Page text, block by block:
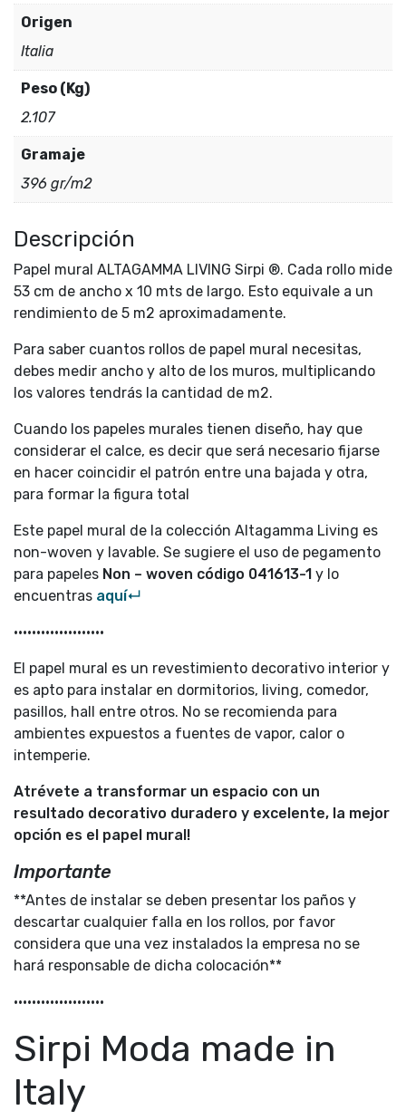
Origen
Italia
Peso (Kg)
2.107
Gramaje
396 gr/m2
Descripción
Papel mural ALTAGAMMA LIVING Sirpi ®. Cada rollo mide
53 cm de ancho x 10 mts de largo. Esto equivale a un
rendimiento de 5 m2 aproximadamente.
Para saber cuantos rollos de papel mural necesitas,
debes medir ancho y alto de los muros, multiplicando
los valores tendrás la cantidad de m2.
Cuando los papeles murales tienen diseño, hay que
considerar el calce, es decir que será necesario fijarse
en hacer coincidir el patrón entre una bajada y otra,
para formar la figura total
Este papel mural de la colección Altagamma Living es
non-woven y lavable. Se sugiere el uso de pegamento
para papeles Non – woven código 041613-1 y lo
encuentras aquí↵
••••••••••••••••••••
El papel mural es un revestimiento decorativo interior y
es apto para instalar en dormitorios, living, comedor,
pasillos, hall entre otros. No se recomienda para
ambientes expuestos a fuentes de vapor, calor o
intemperie.
Atrévete a transformar un espacio con un
resultado decorativo duradero y excelente, la mejor
opción es el papel mural!
Importante
**Antes de instalar se deben presentar los paños y
descartar cualquier falla en los rollos, por favor
considera que una vez instalados la empresa no se
hará responsable de dicha colocación**
••••••••••••••••••••
Sirpi Moda made in
Italy